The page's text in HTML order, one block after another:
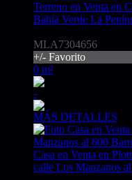
Terreno en Venta en
Bahía Verde La
MLA7304656
+/- Favorito
0 m²
-
MÁS DETALLES
Casa en Venta en
calle Los Manzanos